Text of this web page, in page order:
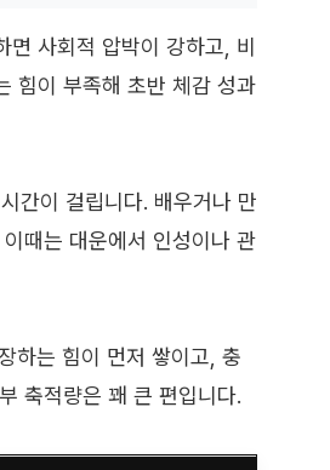
면 사회적 압박이 강하고, 비
힘이 부족해 초반 체감 성과
간이 걸립니다. 배우거나 만
때는 대운에서 인성이나 관
하는 힘이 먼저 쌓이고, 충
축적량은 꽤 큰 편입니다.